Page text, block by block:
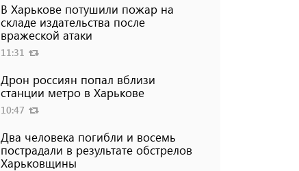
В Харькове потушили пожар на
складе издательства после
вражеской атаки
11:31
Дрон россиян попал вблизи
станции метро в Харькове
10:47
Два человека погибли и восемь
пострадали в результате обстрелов
Харьковщины